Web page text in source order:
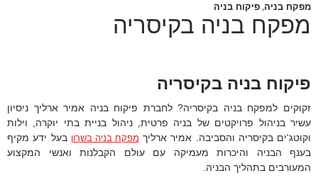
מפקח בניה, פיקוח בניה
מפקח בניה בקיסריה
פיקוח בניה בקיסריה
זקוקים למפקח בניה בקיסריה? לחברת פיקוח בניה אמיר ארליך ניסיון
עשיר בניהול פרויקטים של בניה פרטית, ניהול בניית בתי יוקרה, וילות
וקוטג'ים בקיסריה והסביבה. אמיר ארליך מפקח בניה בשרון בעל ידע מקיף
בענף הבניה והיכרות מעמיקה עם עולם הקבלנות ואנשי המקצוע
המעורבים בתהליך הבניה.